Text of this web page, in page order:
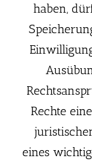
haben,
Rechte
eines